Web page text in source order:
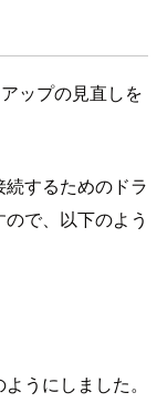
ップの見直しを
するためのドラ
で、以下のよう
うにしました。